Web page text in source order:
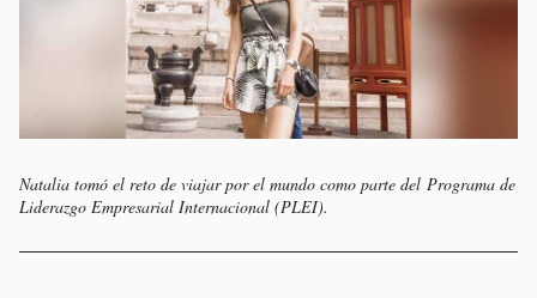
Natalia tomó el reto de viajar por el mundo como parte del Programa de
Liderazgo Empresarial Internacional (PLEI).